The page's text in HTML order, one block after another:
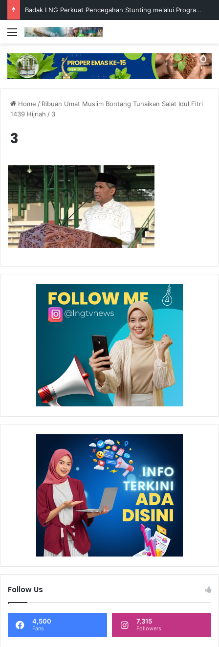
Badak LNG Perkuat Pencegahan Stunting melalui Program Akar Ranting
Menu
Home / Ribuan Umat Muslim Bontang Tunaikan Salat Idul Fitri
1439 Hijriah / 3
3
Follow Us
4,500
Fans
7,315
Followers